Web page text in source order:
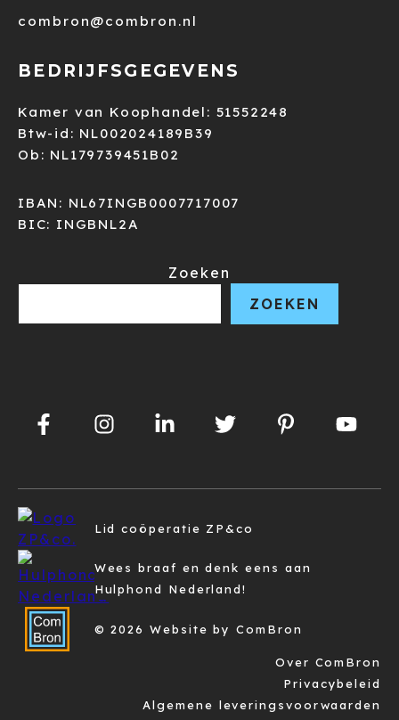
combron@combron.nl
BEDRIJFSGEGEVENS
Kamer van Koophandel: 51552248
Btw-id: NL002024189B39
Ob: NL179739451B02
IBAN: NL67INGB0007717007
BIC: INGBNL2A
Zoeken
ZOEKEN
Lid coöperatie ZP&co
Wees braaf en denk eens aan
Hulphond Nederland!
© 2026 Website by ComBron
Over ComBron
Privacybeleid
Algemene leveringsvoorwaarden